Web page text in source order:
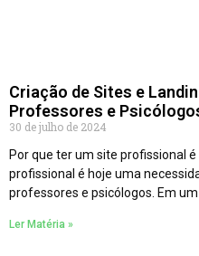
Criação de Sites e
Professores e
30 de julho de 2024
Por que ter um site profissional
profissional é hoje uma
professores e psicólogos. Em
Ler Matéria »